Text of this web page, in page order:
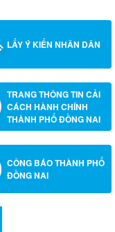
LẤY Ý KIẾN NHÂN DÂN
TRANG THÔNG TIN CẢI
CÁCH HÀNH CHÍNH
THÀNH PHỐ ĐỒNG NAI
CÔNG BÁO THÀNH PHỐ
ĐỒNG NAI